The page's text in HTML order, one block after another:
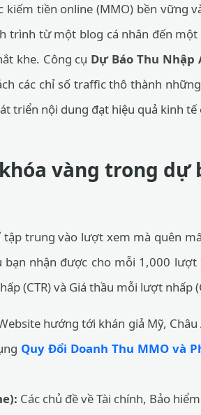
kiếm tiền online (MMO) bền vững
trình từ một blog cá nhân đến
khe. Công cụ Dự Báo Thu Nhập
các chỉ số traffic thô thành
triển nội dung đạt hiệu quả kinh tế
vàng trong dự
trung vào lượt xem mà quên
nhận được cho mỗi 1,000
(CTR) và Giá thầu mỗi lượt nhấp
hướng tới khán giả Mỹ,
Quy Đổi Doanh Thu MMO và
Các chủ đề về Tài chính, Bảo